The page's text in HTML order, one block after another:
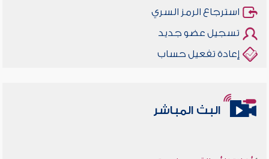
استرجاع الرمز السري
تسجيل عضو جديد
إعادة تفعيل حساب
البث المباشر